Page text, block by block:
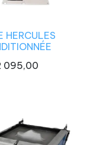
HERCULES
095,00